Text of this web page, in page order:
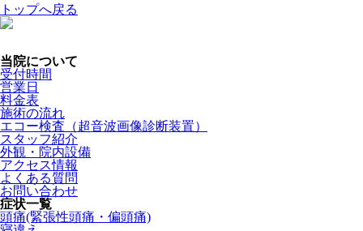
トップへ戻る
当院について
受付時間
営業日
料金表
施術の流れ
エコー検査（超音波画像診断装置）
スタッフ紹介
外観・院内設備
アクセス情報
よくある質問
お問い合わせ
症状一覧
頭痛(緊張性頭痛・偏頭痛)